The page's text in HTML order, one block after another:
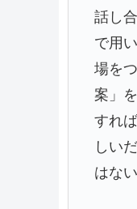
話し
で用
場を
案」
すれ
しい
はない